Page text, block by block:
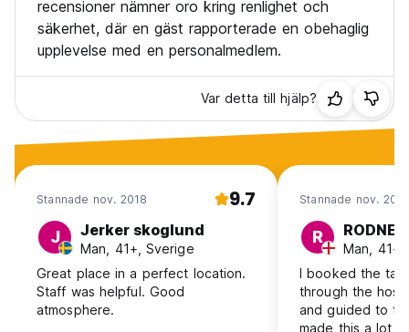
recensioner nämner oro kring renlighet och
säkerhet, där en gäst rapporterade en obehaglig
upplevelse med en personalmedlem.
Var detta till hjälp?
Stannade nov. 2018 9.7
J Jerker skoglund
Man, 41+, Sverige
Great place in a perfect location.
Staff was helpful. Good
atmosphere.
Stannade nov.
R RODNEY
Man, 41+,
I booked the
through the
and guided to
made this a lot